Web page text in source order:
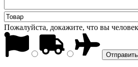
Пожалуйста, докажите, что вы